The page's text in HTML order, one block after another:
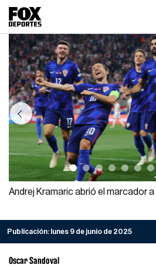
Previous
Andrej Kramaric abrió el marcador
Publicación: lunes 9 de junio de 2025
Oscar Sandoval